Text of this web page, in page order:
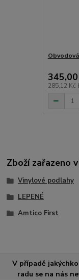
345,00
285,12 Kč
Zboží zařazeno
Vinylové podlahy
LEPENÉ
Amtico First
V případě
radu se na nás